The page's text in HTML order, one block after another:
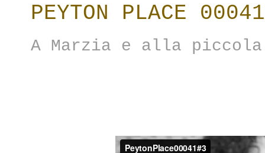
PEYTON PLACE
A Marzia e alla